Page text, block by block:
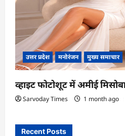
उत्तर प्रदेश मनोरंजन मुख्य समाचार
व्हाइट फोटोशूट में अमीई
Sarvoday Times 1 month ago
Recent Posts